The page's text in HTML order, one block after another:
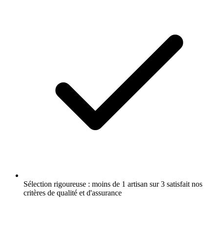
Sélection rigoureuse : moins de 1 artisan sur 3 satisfait nos
critères de qualité et d'assurance